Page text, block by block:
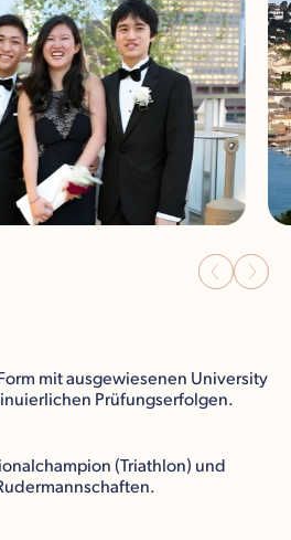
mit ausgewiesenen University
Prüfungserfolgen.
(Triathlon) und